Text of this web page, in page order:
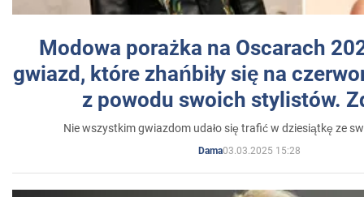
Modowa porażka na Oscarach
gwiazd, które zhańbiły się na
z powodu swoich stylistów.
Nie wszystkim gwiazdom udało się trafić w dziesiątkę ze
Dama03.03.2025 15:28